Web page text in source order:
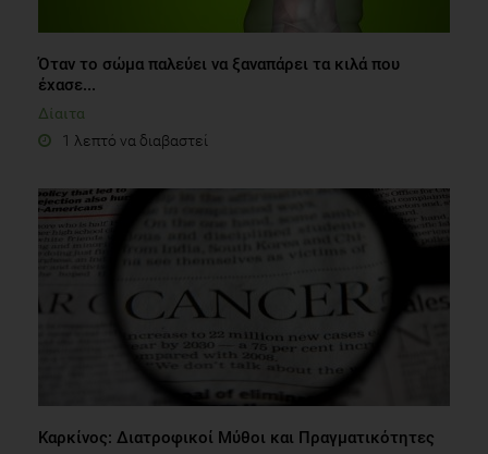
Όταν το σώμα παλεύει να ξαναπάρει τα κιλά που
έχασε...
Δίαιτα
1 λεπτό να διαβαστεί
Καρκίνος: Διατροφικοί Μύθοι και Πραγματικότητες